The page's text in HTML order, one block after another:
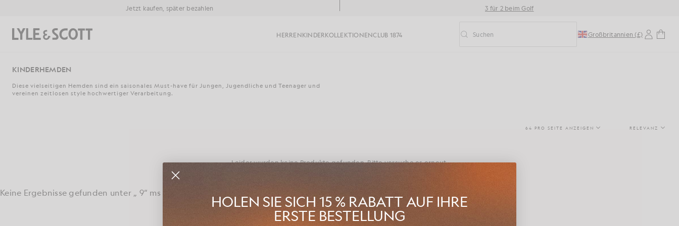
Jetzt kaufen, später bezahlen 3 für 2 beim Golf
HERRENKINDERKOLLEKTIONENCLUB 1874 Vorausschauende Suche ein-/ausschalten
Suchen Suchen Großbritannien (£)
KINDERHEMDEN
Diese vielseitigen Hemden sind ein saisonales Must-have für Jungen, Jugendliche und Teenager und
vereinen zeitlosen style hochwertiger Verarbeitung.
64 PRO SEITE ANZEIGEN RELEVANZ
Leider wurden keine Produkte gefunden. Bitte versuche es erneut.
Keine Ergebnisse gefunden unter „ 9“ ms
Entdecken Sie die Kinderhemden-Kollektion Lyle & Scott für das Frühjahr 2025 mit vielseitigen
HOLEN SIE SICH 15 % RABATT AUF IHRE
ERSTE BESTELLUNG